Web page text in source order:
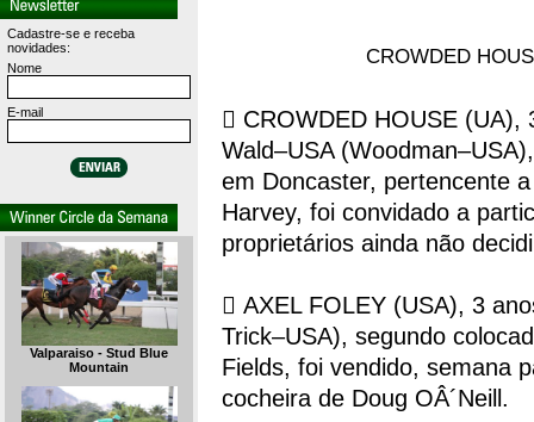
Cadastre-se e receba
novidades:
Nome
E-mail
Valparaiso - Stud Blue
Mountain
CROWDED
 CROWDED HOUSE (UA),
Wald–USA
em Doncaster, pertencente
Harvey, foi convidado a
proprietários ainda não
 AXEL FOLEY (USA), 3
Trick–USA), segundo
Fields, foi vendido, semana
cocheira de Doug OÂ´Neill.